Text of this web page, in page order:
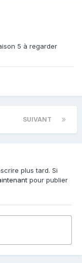
5 à regarder
SUIVANT
plus tard. Si
pour publier